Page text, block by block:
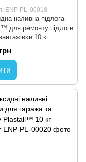
ENP-PL-00018
наливна підлога
для ремонту підлоги
10 кг